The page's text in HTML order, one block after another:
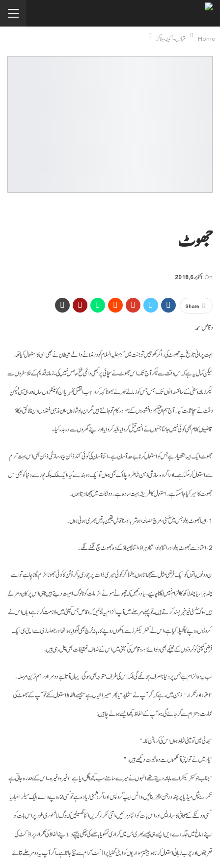
Home متبادل-آئینہ-بلاگز
جھوٹ
On اکتوبر 6, 2018
Share
وقاص احمد
بہت پرانی تاریخ ہے جھوٹ کی۔ اگر کھوجیں تو جنت میں آدم علیہ السلام کو ورغلانے والے شیطان نے بھی اسی کا استعمال کیا تھا۔
لیکن کمال یہ ہے کہ اس وقت سے لیکر آج تک اس جھوٹ نے سچائی پر کبھی دائمی فتح حاصل نہیں کی۔ زمانہ قدیم کے فلاسفروں سے
لیکر زمانہ وسطیٰ کے سائنسدانوں تک، جس جس کو زمانے بھر نے جھوٹا کہہ کر واجب القتل ٹھہرایا ان کو سینکڑوں سال بعد ہی سہی لیکن
وقت نے سچا ثابت کیا۔ آج ہم ان عظیم دانشوروں کے نام اور کام تو جانتے ہیں مگر ان بادشاہوں، ان مذہبی غنڈوں، ان نالائق، بکاؤ
قاضیوں کا نام بھی کوئی نہیں جانتا جنہوں نے انہیں قتل کروایا، قید کروایا اور اپنے گھروں سے دربدر کیا۔
جھوٹ ایک ایسا ہتھیار ہے جس کو استعمال کرنا بے حد آسان ہے۔ اتنا آسان کی کوئی کند ذہن، بیمار سازشی ذہن بھی اس بہت آرام
سے استعمال کرسکتا ہے۔ اور اگر وہ سازشی ذہن شاطر و چالاک بھی ہوں تو ایک دو بندے کیا، ایک ملک بلکہ پورے دنیا کو بھی اس
جھوٹ کا اسیر کیا جاسکتا ہے۔ استعمال کا طریقہ بہت سادہ ہے۔ دو نکات میں سمجھا دیتا ہوں۔
1- ایسا جھوٹ بولو جس میں سنسنی، مرچ مصالحہ، ہوشربا اور ناقابلِ یقین باتیں بھری ہوئی ہوں۔
2- اعتماد سے جھوٹ بولو اور اتنا بولو، اتنا دہراؤ، اتنا پھیلاؤ کے وہ جھوٹ سچ لگنے لگے۔
ان دونوں باتوں کو ایک فرضی مثال سے سمجھاتا ہوں۔ مثلاً اگر کوئی میری ذات پر چوری یا کرپشن کا کوئی جھوٹا الزام لگانا چاہے تو اسے
چند ہزار یا چند لاکھ کا الزام نہیں لگانا چاہیے۔ یاد رکھیں کہ چھوٹے موٹے الزامات کو نا لوگ اہمیت دیتے ہیں نا ہی اس پر کان دھرتے
ہیں، لوگ سنسنی خیز خبر پسند کرتے ہیں۔ تو پہلے مرحلے میں آپ الزام یہ لگائیں کہ وقاص جس کمپنی میں ملازمت کرتا ہے وہاں اس نے
کروڑوں روپے کا گھپلا کیا ہے، اس نے کنٹریکٹرز سے لاکھوں روپے کا ماہانہ خرچ بھی لگوایا ہوا تھا اور جعلسازی سے اپنی ہی ایک
فرضی کمپنی کو کروڑوں کے ٹھیکے بھی دلوائے اور وقاص کی کمپنی میں اس کے خلاف تحقیقات بھی چل رہی ہیں۔
اب یہ وہ الزام ہے جس پر دنیا نا صرف چونکے گی بلکہ اس کی طرف متوجہ بھی ہوگی۔ یہاں آتا ہے دوسرا اور اہم ترین مرحلہ۔
"اعتماد اور تکرار”. ذہن میں رہے کہ اگر آپ نے "شاید” یا پھر "میرا خیال ہے” جیسے الفاظ استعمال کئے تو آپ کے جھوٹ کی
عمارت دھڑام سے گر جائے گی۔ سو آپ کے الفاظ کچھ ایسے ہونے چاہیں:
"بھائی میں تو عینی شاہد ہوں اس کی کرپشن کا۔”
"یار میں نے تو اپنی آنکھوں سے وہ ثبوت دیکھے ہیں۔”
"جناب جو کنٹریکٹر اسے ماہانہ دیتے تھے انہوں نے میرے سامنے سب کچھ اگل دیا ہے” وغیرہ وغیرہ۔ اس کے بعد رہ جاتی ہے
تکرار۔ سوشل میڈیا پر چند درجن پیجز بنائیں، واٹس ایپ گروپس اور اگر دشمنی زیادہ ہے تو کسی 2 روپے والے بلیک میلر اخبار یا
کسی دو ٹکے کے صحافی کا سہارا لیں اور اس بات کو اتنا دہرائیں، اتنی تکرار کریں اتنا گھسیٹیں کہ لوگ لاشعوری طور پر اس بات کو
اپنے دماغ میں جگہ دے دیں ایسے ہی جیسے بھری بس میں کراری نمکو یا ہاضمے کی پھکی بیچنے والا اپنے الفاظ کی تکرار، پراڈکٹ کی
تعریفوں اور چرب زبانی استعمال کرتا ہوا بیشتر سواریوں کو اپنی گھٹیا پراڈکٹ آرام سے بیچ جاتا ہے۔ اگر آپ یہ دو مرحلے بتائے